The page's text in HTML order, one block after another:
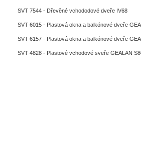
SVT 7544 - Dřevěné vchododové dveře IV68
SVT 6015 - Plastová okna a balkónové dveře
SVT 6157 - Plastová okna a balkónové dveře
SVT 4828 - Plastové vchodové sveře GEALAN